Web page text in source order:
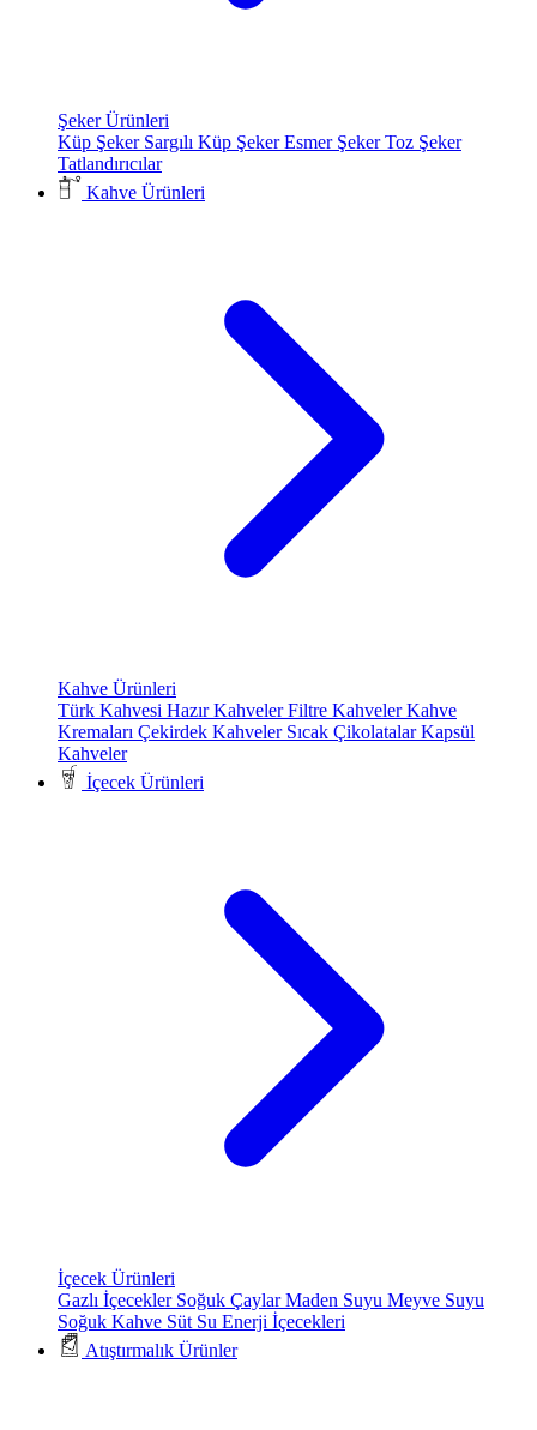
Şeker Ürünleri
Küp Şeker Sargılı Küp ŞekerEsmer ŞekerToz Şeker
Tatlandırıcılar
Kahve Ürünleri
Kahve Ürünleri
Türk Kahvesi Hazır KahvelerFiltre KahvelerKahve
Kremaları Çekirdek Kahveler Sıcak ÇikolatalarKapsül
Kahveler
İçecek Ürünleri
İçecek Ürünleri
Gazlı İçecekler Soğuk ÇaylarMaden Suyu Meyve Suyu
Soğuk Kahve Süt Su Enerji İçecekleri
Atıştırmalık Ürünler